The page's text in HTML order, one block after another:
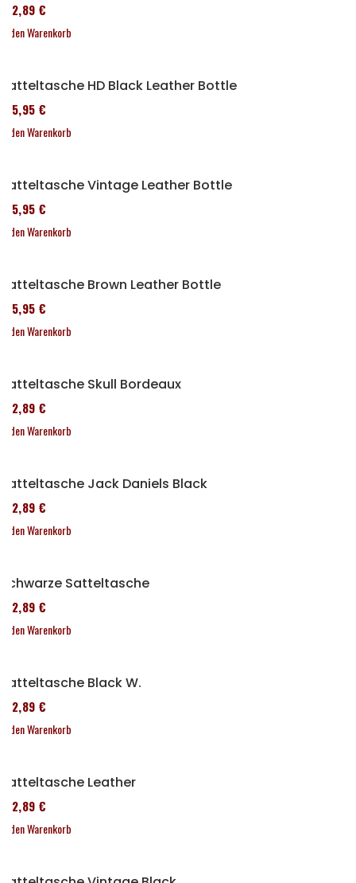
152,89 €
In den Warenkorb
Satteltasche HD Black Leather Bottle
185,95 €
In den Warenkorb
Satteltasche Vintage Leather Bottle
185,95 €
In den Warenkorb
Satteltasche Brown Leather Bottle
185,95 €
In den Warenkorb
Satteltasche Skull Bordeaux
152,89 €
In den Warenkorb
Satteltasche Jack Daniels Black
152,89 €
In den Warenkorb
Schwarze Satteltasche
152,89 €
In den Warenkorb
Satteltasche Black W.
152,89 €
In den Warenkorb
Satteltasche Leather
152,89 €
In den Warenkorb